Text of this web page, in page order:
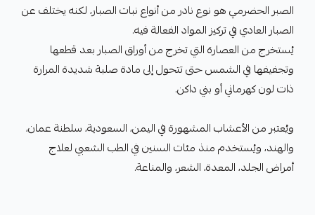
الصبر الحضرمي هو نوع نادر من أنواع نبات الصبار، لكنه يختلف عن
الصبار العادي في تركيز المواد الفعالة فيه.
يُستخرج من العصارة التي تخرج من أوراق الصبار بعد قطعها
وتجفيفها في الشمس حتى تتحول إلى مادة صلبة شديدة المرارة
ذات لون كهرماني أو بني داكن.
ويُعتبر من الأعشاب المشهورة في اليمن، السعودية، سلطنة عمان،
والهند، ويُستخدم منذ مئات السنين في الطب الشعبي لعلاج
أمراض الجلد، المعدة، الشعر، والمناعة.